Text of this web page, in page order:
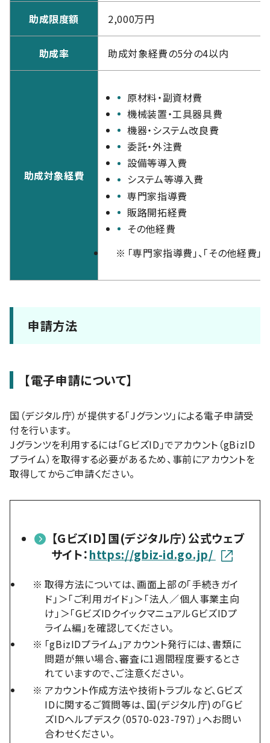
助成限度額 2,000万円
助成率 助成対象経費の5分の4以内
助成対象経費
原材料・副資材費
機械装置・工具器具費
機器・システム改良費
委託・外注費
設備等導入費
システム等導入費
専門家指導費
販路開拓経費
その他経費
※ 「専門家指導費」、「その他経費
申請方法
【電子申請について】
国（デジタル庁）が提供する「Jグランツ」による電子申請受
付を行います。
Jグランツを利用するには「GビズID」でアカウント（gBizID
プライム）を取得する必要があるため、事前にアカウントを
取得してからご申請ください。
【GビズID】国(デジタル庁）公式ウェブ
サイト：https://gbiz-id.go.jp/
※ 取得方法については、画面上部の「手続きガイ
ド」＞「ご利用ガイド」＞「法人／個人事業主向
け」＞「GビズIDクイックマニュアルGビズIDプ
ライム編」を確認してください。
※ 「gBizIDプライム」アカウント発行には、書類に
問題が無い場合、審査に1週間程度要するとさ
れていますので、ご注意ください。
※ アカウント作成方法や技術トラブルなど、Gビズ
IDに関するご質問等は、国(デジタル庁)の「Gビ
ズIDヘルプデスク（0570-023-797）」へお問い
合わせください。